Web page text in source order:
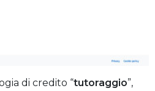
di credito “tutoraggio”,